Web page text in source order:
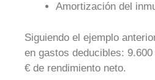
Amortización del
Siguiendo el ejemplo
en gastos deducibles:
€ de rendimiento neto.